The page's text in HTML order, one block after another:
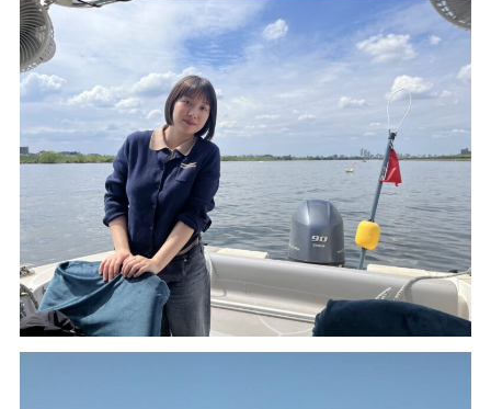
おすすめクルージングコース
レンタルボートのご案内
卒業生の声
受講生の方へ
アクセス
プライバシーポリシー